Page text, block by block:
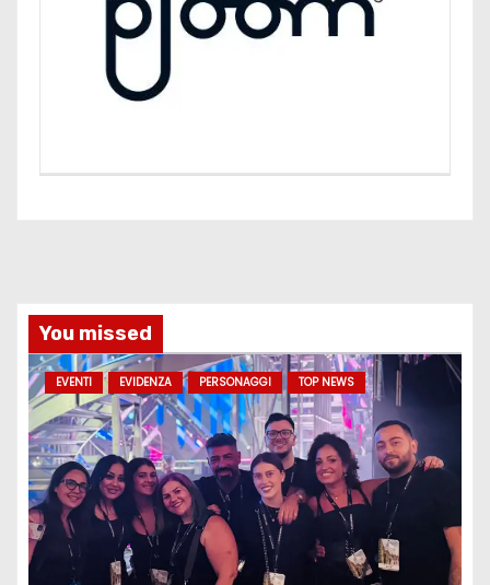
You missed
EVENTI EVIDENZA PERSONAGGI TOP NEWS